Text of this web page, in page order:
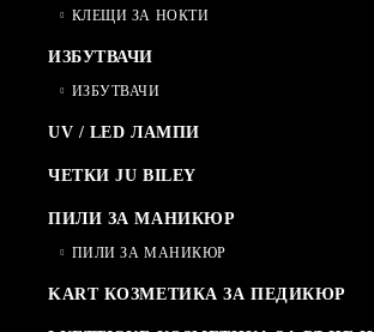
КЛЕЩИ ЗА НОКТИ
ИЗБУТВАЧИ
ИЗБУТВАЧИ
UV / LED ЛАМПИ
ЧЕТКИ JU BILEY
ПИЛИ ЗА МАНИКЮР
ПИЛИ ЗА МАНИКЮР
KART КОЗМЕТИКА ЗА ПЕДИКЮР